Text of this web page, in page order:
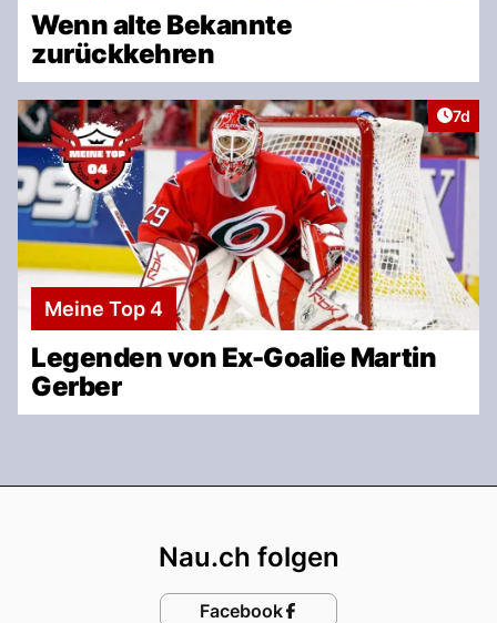
Wenn alte Bekannte
zurückkehren
7d
Meine Top 4
Legenden von Ex-Goalie Martin
Gerber
Nau.ch folgen
Facebook